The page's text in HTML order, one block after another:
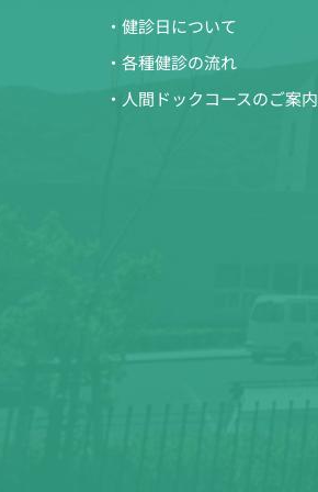
・健診日について
・各種健診の流れ
・人間ドックコースのご案内